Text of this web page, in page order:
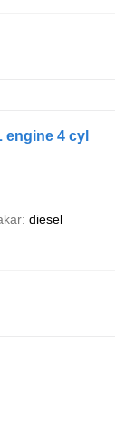
engine 4 cyl
diesel